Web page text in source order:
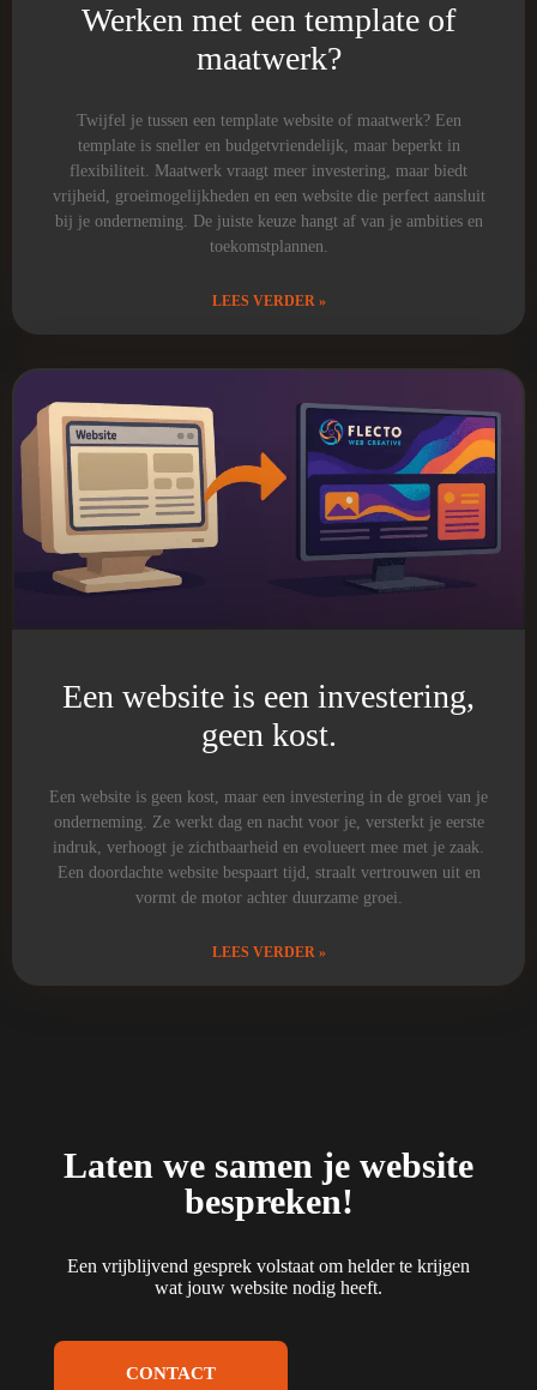
Werken met een template of
maatwerk?
Twijfel je tussen een template website of maatwerk? Een
template is sneller en budgetvriendelijk, maar beperkt in
flexibiliteit. Maatwerk vraagt meer investering, maar biedt
vrijheid, groeimogelijkheden en een website die perfect aansluit
bij je onderneming. De juiste keuze hangt af van je ambities en
toekomstplannen.
LEES VERDER »
Een website is een investering,
geen kost.
Een website is geen kost, maar een investering in de groei van je
onderneming. Ze werkt dag en nacht voor je, versterkt je eerste
indruk, verhoogt je zichtbaarheid en evolueert mee met je zaak.
Een doordachte website bespaart tijd, straalt vertrouwen uit en
vormt de motor achter duurzame groei.
LEES VERDER »
Laten we samen je website
bespreken!
Een vrijblijvend gesprek volstaat om helder te krijgen
wat jouw website nodig heeft.
CONTACT